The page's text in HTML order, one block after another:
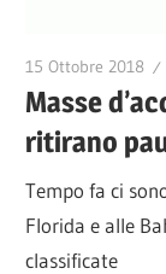
15 Ottobre 2018
Masse
ritirano
Tempo fa ci
Florida e alle
classificate